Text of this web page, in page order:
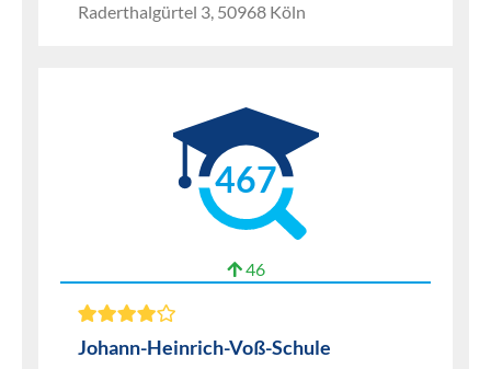
Raderthalgürtel 3, 50968 Köln
467
46
Johann-Heinrich-Voß-Schule